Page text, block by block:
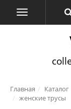
Главная Каталог
женские трусы